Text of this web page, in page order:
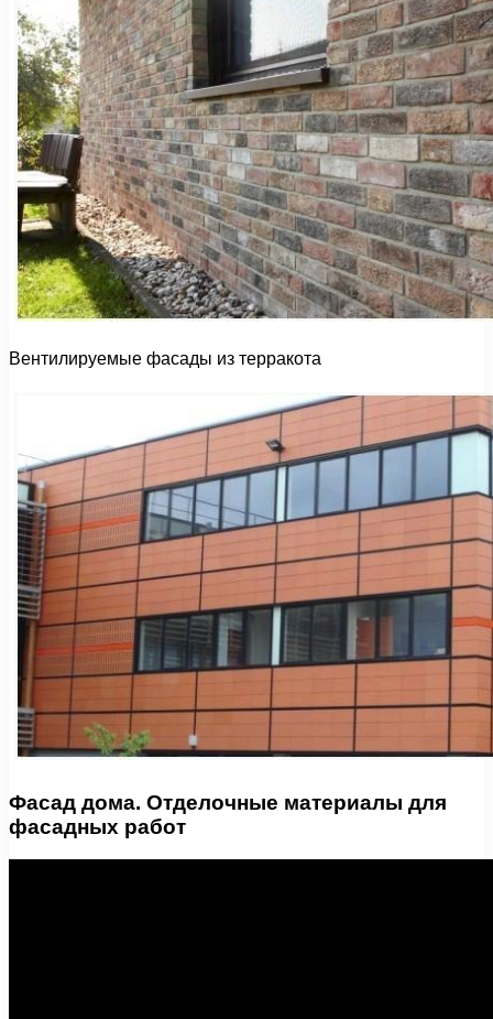
Вентилируемые фасады из терракота
Фасад дома. Отделочные материалы для
фасадных работ